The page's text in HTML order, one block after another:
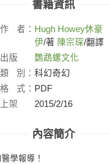
書籍資訊
作 者： Hugh Howey休豪
伊/著 陳宗琛/翻譯
出版
社：
鸚鵡螺文化
類
別： 科幻奇幻
格
式： PDF
上架
2015/2/16
內容簡介
學報導！